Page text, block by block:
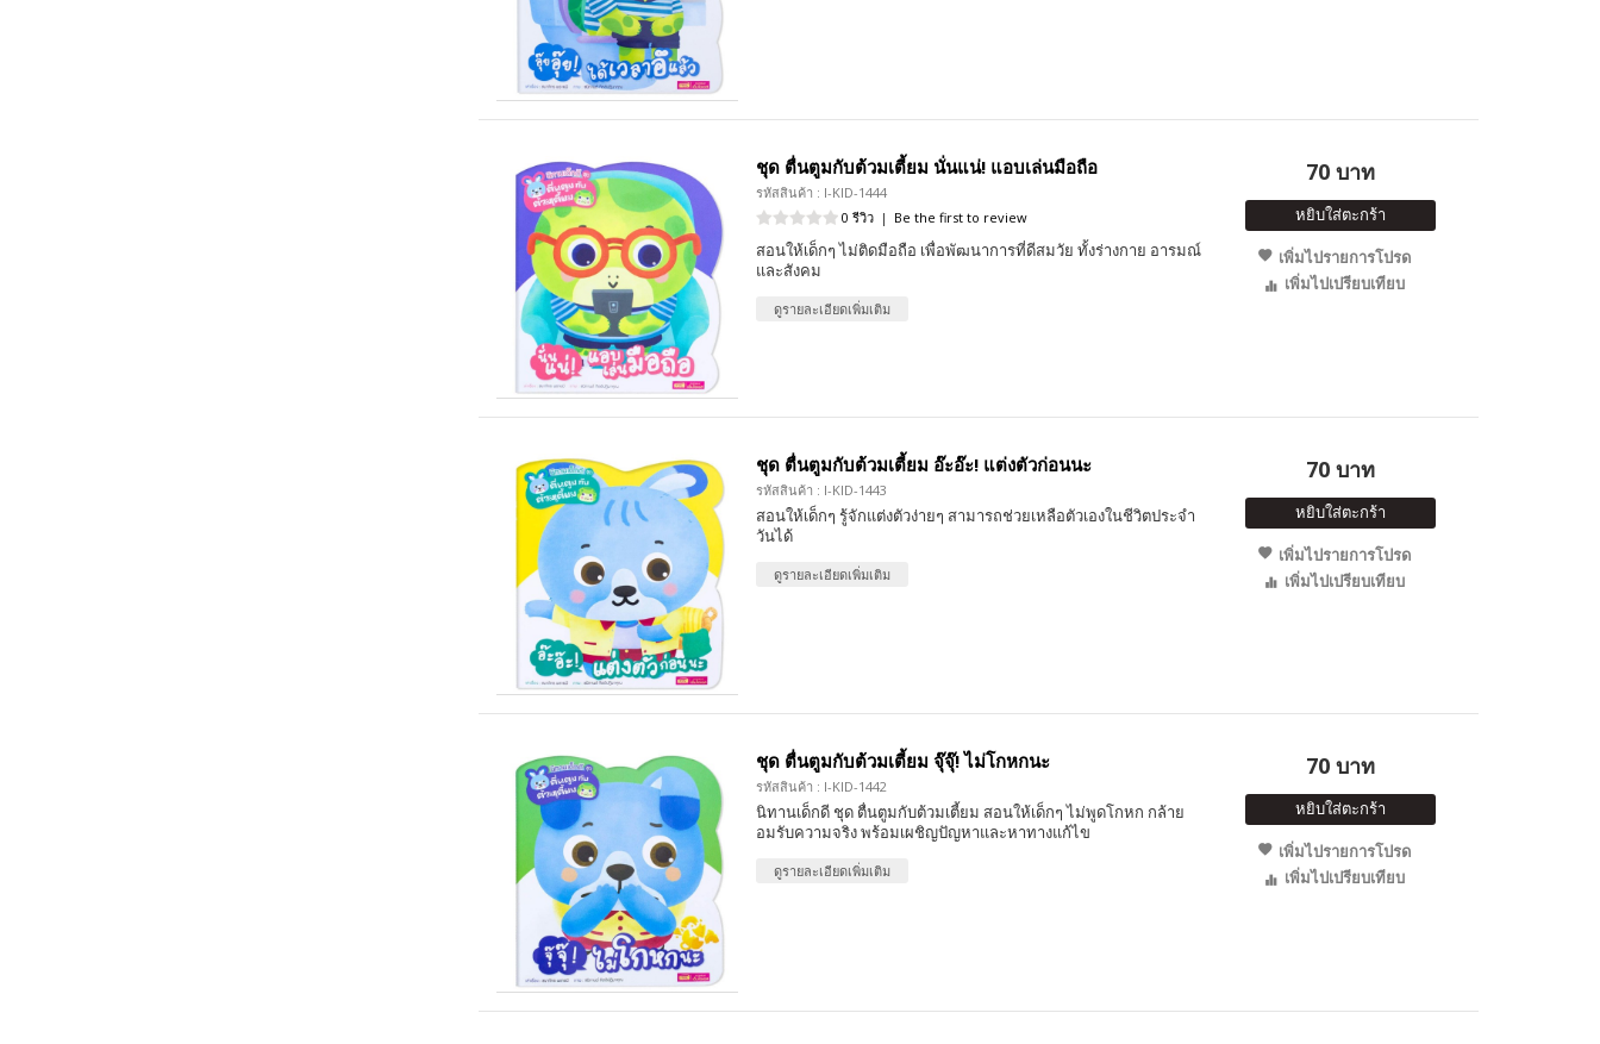
ชุด ตื่นตูมกับต้วมเตี้ยม นั่นแน่! แอบเล่นมือถือ
รหัสสินค้า : I-KID-1444
0 รีวิว | Be the first to review
สอนให้เด็กๆ ไม่ติดมือถือ เพื่อพัฒนาการที่ดีสมวัย ทั้งร่างกาย อารมณ์
และสังคม
ดูรายละเอียดเพิ่มเติม
70 บาท
หยิบใส่ตะกร้า
เพิ่มไปรายการโปรด
เพิ่มไปเปรียบเทียบ
ชุด ตื่นตูมกับต้วมเตี้ยม อ๊ะอ๊ะ! แต่งตัวก่อนนะ
รหัสสินค้า : I-KID-1443
สอนให้เด็กๆ รู้จักแต่งตัวง่ายๆ สามารถช่วยเหลือตัวเองในชีวิตประจำ
วันได้
ดูรายละเอียดเพิ่มเติม
70 บาท
หยิบใส่ตะกร้า
เพิ่มไปรายการโปรด
เพิ่มไปเปรียบเทียบ
ชุด ตื่นตูมกับต้วมเตี้ยม จุ๊จุ๊! ไม่โกหกนะ
รหัสสินค้า : I-KID-1442
นิทานเด็กดี ชุด ตื่นตูมกับต้วมเตี้ยม สอนให้เด็กๆ ไม่พูดโกหก กล้าย
อมรับความจริง พร้อมเผชิญปัญหาและหาทางแก้ไข
ดูรายละเอียดเพิ่มเติม
70 บาท
หยิบใส่ตะกร้า
เพิ่มไปรายการโปรด
เพิ่มไปเปรียบเทียบ